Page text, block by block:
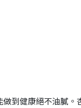
到健康絕不油膩